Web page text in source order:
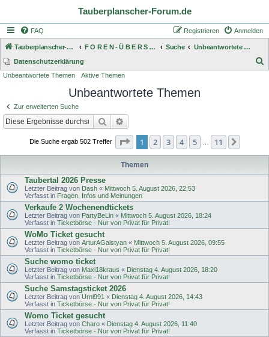
Tauberplanscher-Forum.de
FAQ Anmelden
Registrieren
Tauberplanscher-Forum.de F O R E N - Ü B E R S I C H T Suche
Unbeantwortete Themen
Datenschutzerklärung
Unbeantwortete Themen Aktive Themen
Unbeantwortete Themen
Zur erweiterten Suche
Suche
Die Suche ergab 502 Treffer Seite 1von 11
1 2 3 4 5 11
Themen
Taubertal 2026 Presse
Letzter Beitrag von Dash « Mittwoch 5. August 2026, 22:53
Verfasst in Fragen, Infos und Meinungen
Verkaufe 2 Wochenendtickets
Letzter Beitrag von PartyBeLin « Mittwoch 5. August 2026, 18:24
Verfasst in Ticketbörse - Nur von Privat für Privat!
WoMo Ticket gesucht
Letzter Beitrag von ArturAGalstyan « Mittwoch 5. August 2026, 09:55
Verfasst in Ticketbörse - Nur von Privat für Privat!
Suche womo ticket
Letzter Beitrag von Maxi18kraus « Dienstag 4. August 2026, 18:20
Verfasst in Ticketbörse - Nur von Privat für Privat!
Suche Samstagsticket 2026
Letzter Beitrag von Urnl991 « Dienstag 4. August 2026, 14:43
Verfasst in Ticketbörse - Nur von Privat für Privat!
Womo Ticket gesucht
Letzter Beitrag von Charo « Dienstag 4. August 2026, 11:40
Verfasst in Ticketbörse - Nur von Privat für Privat!